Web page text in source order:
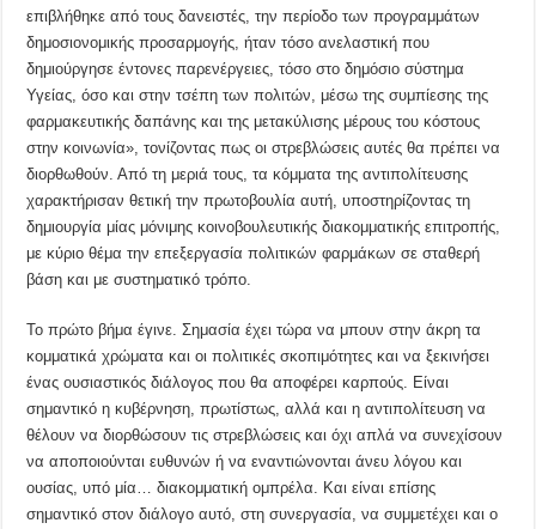
επιβλήθηκε από τους δανειστές, την περίοδο των προγραμμάτων
δημοσιονομικής προσαρμογής, ήταν τόσο ανελαστική που
δημιούργησε έντονες παρενέργειες, τόσο στο δημόσιο σύστημα
Υγείας, όσο και στην τσέπη των πολιτών, μέσω της συμπίεσης της
φαρμακευτικής δαπάνης και της μετακύλισης μέρους του κόστους
στην κοινωνία», τονίζοντας πως οι στρεβλώσεις αυτές θα πρέπει να
διορθωθούν. Από τη μεριά τους, τα κόμματα της αντιπολίτευσης
χαρακτήρισαν θετική την πρωτοβουλία αυτή, υποστηρίζοντας τη
δημιουργία μίας μόνιμης κοινοβουλευτικής διακομματικής επιτροπής,
με κύριο θέμα την επεξεργασία πολιτικών φαρμάκων σε σταθερή
βάση και με συστηματικό τρόπο.
Το πρώτο βήμα έγινε. Σημασία έχει τώρα να μπουν στην άκρη τα
κομματικά χρώματα και οι πολιτικές σκοπιμότητες και να ξεκινήσει
ένας ουσιαστικός διάλογος που θα αποφέρει καρπούς. Είναι
σημαντικό η κυβέρνηση, πρωτίστως, αλλά και η αντιπολίτευση να
θέλουν να διορθώσουν τις στρεβλώσεις και όχι απλά να συνεχίσουν
να αποποιούνται ευθυνών ή να εναντιώνονται άνευ λόγου και
ουσίας, υπό μία… διακομματική ομπρέλα. Και είναι επίσης
σημαντικό στον διάλογο αυτό, στη συνεργασία, να συμμετέχει και ο